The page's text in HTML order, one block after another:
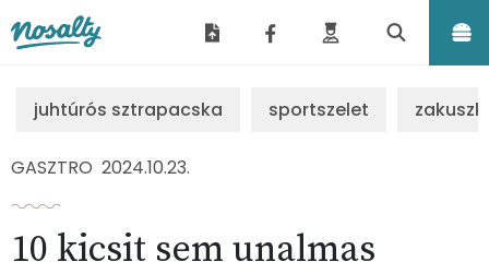
juhtúrós sztrapacska sportszelet
GASZTRO 2024.10.23.
10 kicsit sem unalmas